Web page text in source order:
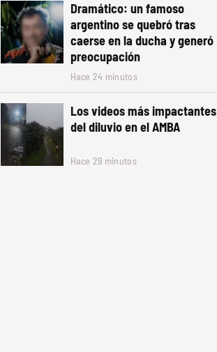
Dramático: un famoso
argentino se quebró tras
caerse en la ducha y generó
preocupación
Hace 24 minutos
Los videos más impactantes
del diluvio en el AMBA
Hace 29 minutos